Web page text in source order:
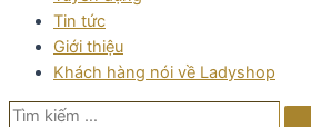
Tin tức
Giới thiệu
Khách hàng nói về Ladyshop
Tìm